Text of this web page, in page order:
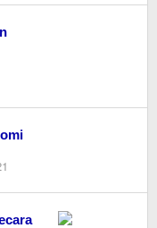
kaltengonline.com
kaltengonline.com